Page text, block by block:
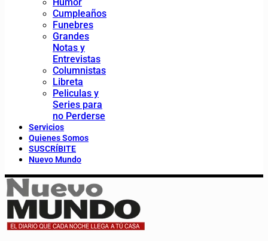
Cumpleaños
Funebres
Grandes
Notas y
Entrevistas
Columnistas
Libreta
Peliculas y
Series para
no Perderse
Servicios
Quienes Somos
SUSCRÍBITE
Nuevo Mundo